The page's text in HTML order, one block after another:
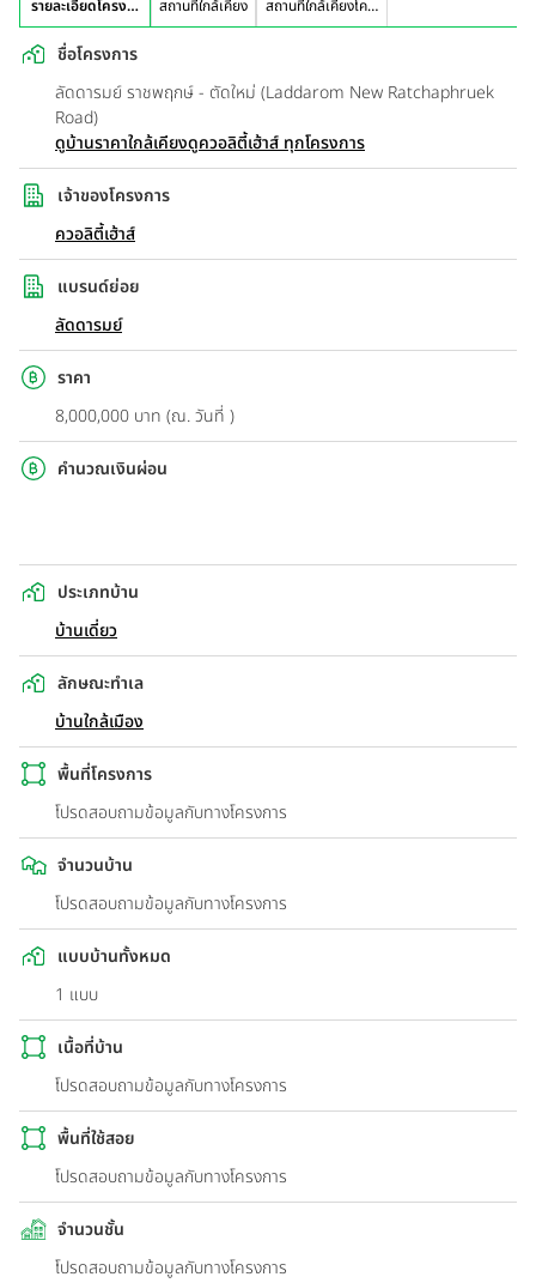
รายละเอียดโครงการ สถานที่ใกล้เคียง สถานที่ใกล้เคียงโครงการ
ชื่อโครงการ
ลัดดารมย์ ราชพฤกษ์ - ตัดใหม่ (Laddarom New Ratchaphruek
Road)
ดูบ้านราคาใกล้เคียงดูควอลิตี้เฮ้าส์ ทุกโครงการ
เจ้าของโครงการ
ควอลิตี้เฮ้าส์
แบรนด์ย่อย
ลัดดารมย์
ราคา
8,000,000 บาท (ณ. วันที่ )
คำนวณเงินผ่อน
ประเภทบ้าน
บ้านเดี่ยว
ลักษณะทำเล
บ้านใกล้เมือง
พื้นที่โครงการ
โปรดสอบถามข้อมูลกับทางโครงการ
จำนวนบ้าน
โปรดสอบถามข้อมูลกับทางโครงการ
แบบบ้านทั้งหมด
1 แบบ
เนื้อที่บ้าน
โปรดสอบถามข้อมูลกับทางโครงการ
พื้นที่ใช้สอย
โปรดสอบถามข้อมูลกับทางโครงการ
จำนวนชั้น
โปรดสอบถามข้อมูลกับทางโครงการ